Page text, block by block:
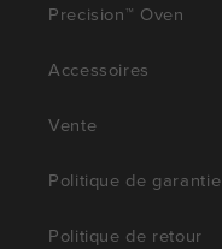
Precision™ Oven
Accessoires
Vente
Politique de garantie
Politique de retour